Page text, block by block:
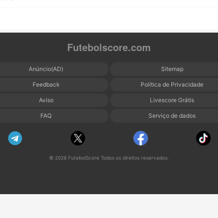
Futebolscore.com
Anúncio(AD) Sitemap
Feedback Política de Privacidade
Aviso Livescore Grátis
FAQ Serviço de dados
© 2026 FutebolScore Todos os direitos reservados.